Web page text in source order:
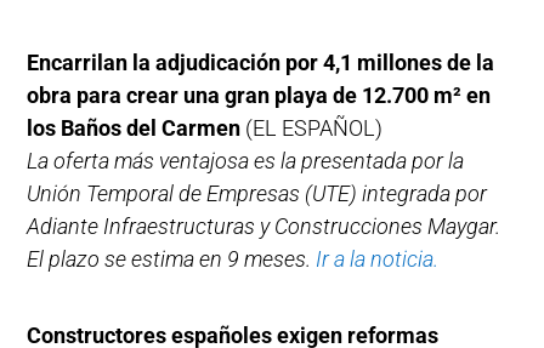
Encarrilan la adjudicación por 4,1 millones de la
obra para crear una gran playa de 12.700 m² en
los Baños del Carmen (EL ESPAÑOL)
La oferta más ventajosa es la presentada por la
Unión Temporal de Empresas (UTE) integrada por
Adiante Infraestructuras y Construcciones Maygar.
El plazo se estima en 9 meses. Ir a la noticia.
Constructores españoles exigen reformas